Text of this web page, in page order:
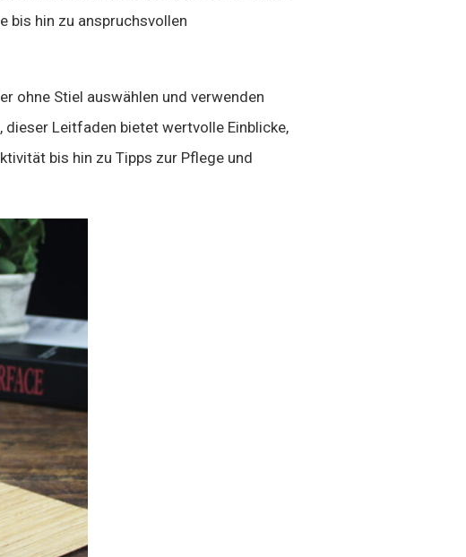
bis hin zu anspruchsvollen
ohne Stiel auswählen und verwenden
Leitfaden bietet wertvolle Einblicke,
bis hin zu Tipps zur Pflege und